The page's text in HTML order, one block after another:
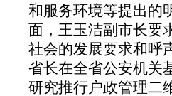
和服务环境等提出的
面，王玉洁副市长要
社会的发展要求和呼
省长在全省公安机关
研究推行户政管理二